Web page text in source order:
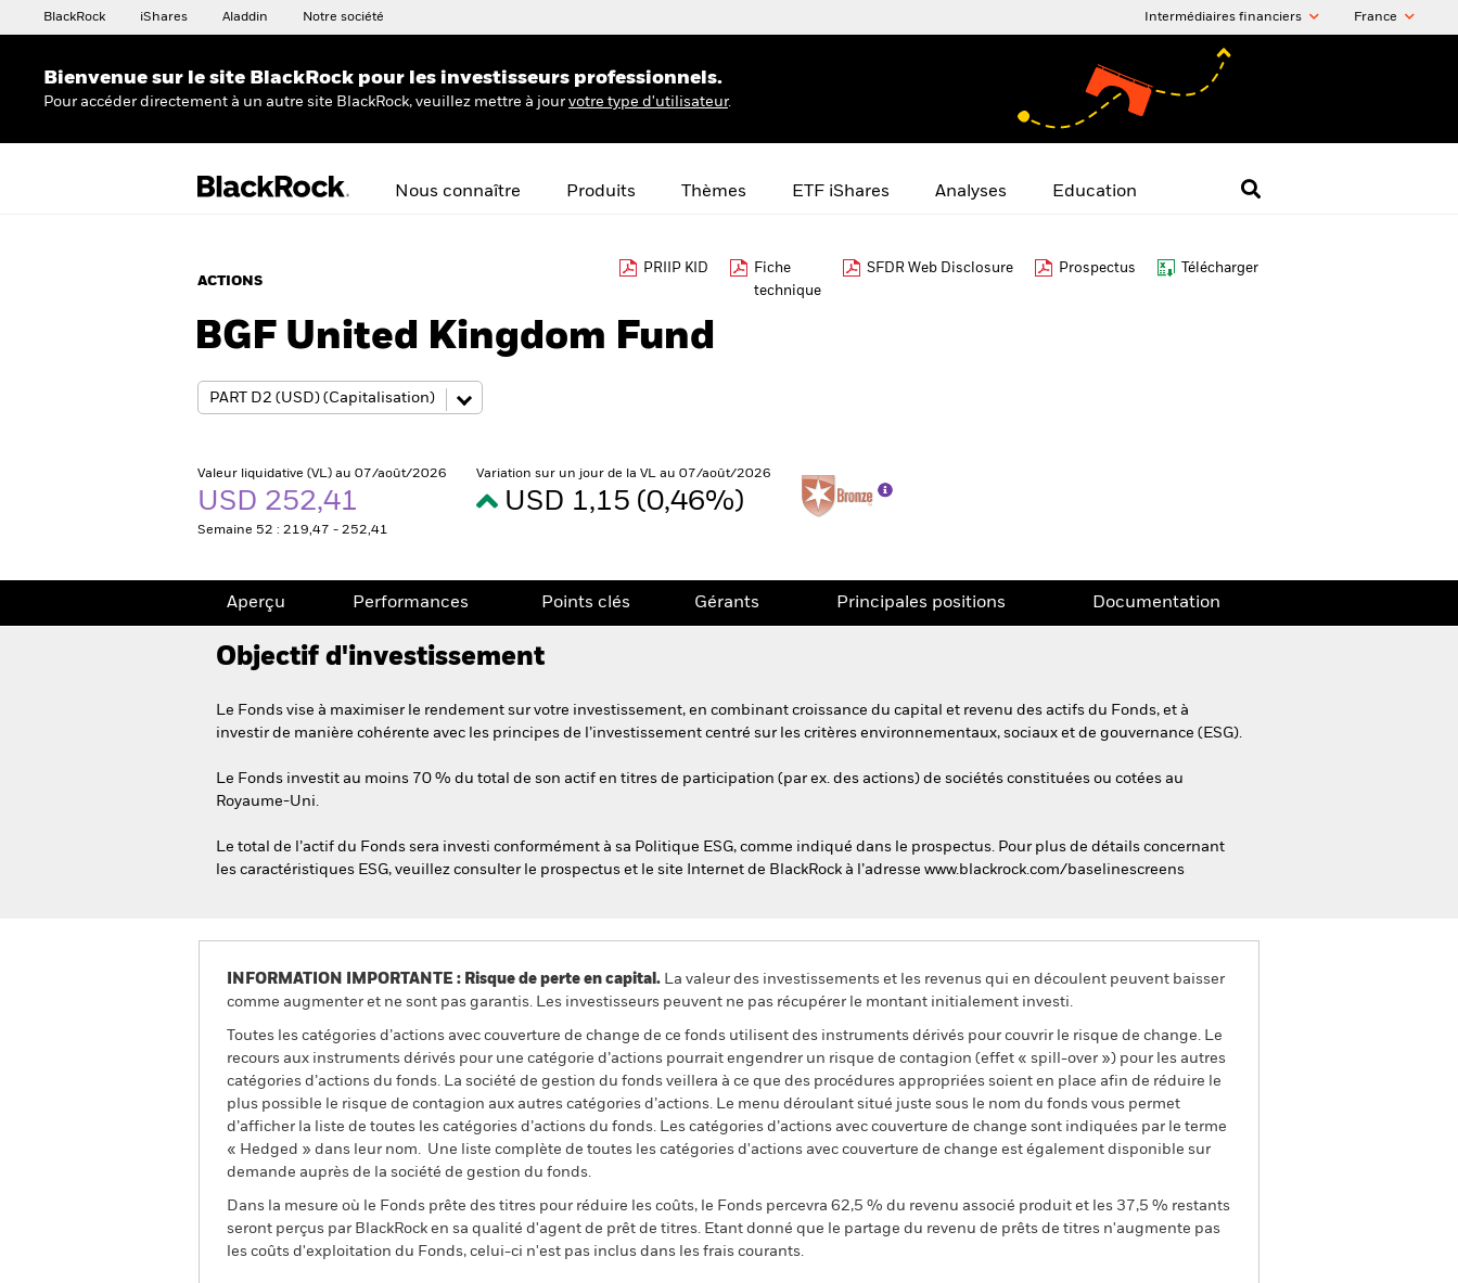
BlackRock iShares Aladdin Notre société Intermédiaires financiers France
Bienvenue sur le site BlackRock pour les investisseurs professionnels.
Pour accéder directement à un autre site BlackRock, veuillez mettre à jour votre type d'utilisateur.
Nous connaître Produits Thèmes ETF iShares Analyses Education
ACTIONS
PRIIP KID
Fiche
technique
SFDR Web Disclosure Prospectus Télécharger
BGF United Kingdom Fund
Valeur liquidative (VL) au 07/août/2026
USD 252,41
Semaine 52 : 219,47 - 252,41
Variation sur un jour de la VL au 07/août/2026
USD 1,15 (0,46%)
Aperçu Performances Points clés Gérants Principales positions Documentation
Objectif d'investissement
Le Fonds vise à maximiser le rendement sur votre investissement, en combinant croissance du capital et revenu des actifs du Fonds, et à
investir de manière cohérente avec les principes de l’investissement centré sur les critères environnementaux, sociaux et de gouvernance (ESG).
Le Fonds investit au moins 70 % du total de son actif en titres de participation (par ex. des actions) de sociétés constituées ou cotées au
Royaume-Uni.
Le total de l’actif du Fonds sera investi conformément à sa Politique ESG, comme indiqué dans le prospectus. Pour plus de détails concernant
les caractéristiques ESG, veuillez consulter le prospectus et le site Internet de BlackRock à l’adresse www.blackrock.com/baselinescreens
INFORMATION IMPORTANTE : Risque de perte en capital. La valeur des investissements et les revenus qui en découlent peuvent baisser
comme augmenter et ne sont pas garantis. Les investisseurs peuvent ne pas récupérer le montant initialement investi.
Toutes les catégories d’actions avec couverture de change de ce fonds utilisent des instruments dérivés pour couvrir le risque de change. Le
recours aux instruments dérivés pour une catégorie d’actions pourrait engendrer un risque de contagion (effet « spill-over ») pour les autres
catégories d’actions du fonds. La société de gestion du fonds veillera à ce que des procédures appropriées soient en place afin de réduire le
plus possible le risque de contagion aux autres catégories d’actions. Le menu déroulant situé juste sous le nom du fonds vous permet
d’afficher la liste de toutes les catégories d’actions du fonds. Les catégories d’actions avec couverture de change sont indiquées par le terme
« Hedged » dans leur nom. Une liste complète de toutes les catégories d'actions avec couverture de change est également disponible sur
demande auprès de la société de gestion du fonds.
Dans la mesure où le Fonds prête des titres pour réduire les coûts, le Fonds percevra 62,5 % du revenu associé produit et les 37,5 % restants
seront perçus par BlackRock en sa qualité d'agent de prêt de titres. Etant donné que le partage du revenu de prêts de titres n'augmente pas
les coûts d'exploitation du Fonds, celui-ci n'est pas inclus dans les frais courants.